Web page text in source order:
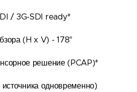
/ 3G-SDI ready*
(H x V) - 178°
решение (PCAP)*
одновременно)